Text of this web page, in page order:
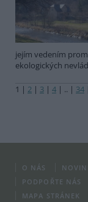
jejím vedením
ekologických
1 | 2 | 3 | 4 | .. | 34
O NÁS
PODPOŘTE NÁS
MAPA STRÁNEK